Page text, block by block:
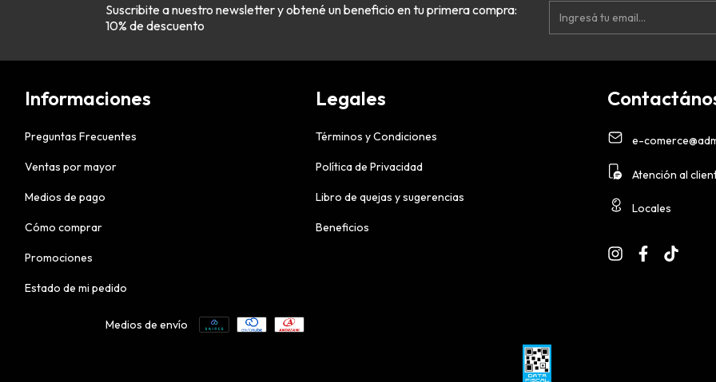
Suscribite a nuestro newsletter y obtené un beneficio en tu primera compra:
10% de descuento
Informaciones
Preguntas Frecuentes
Ventas por mayor
Medios de pago
Cómo comprar
Promociones
Estado de mi pedido
Legales
Términos y Condiciones
Política de Privacidad
Libro de quejas y sugerencias
Beneficios
e-
Atención al
Locales
Medios de envío